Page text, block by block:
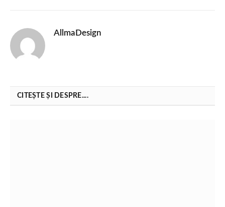
AllmaDesign
CITEȘTE ȘI DESPRE....